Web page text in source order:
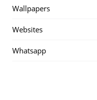
Wallpapers
Websites
Whatsapp